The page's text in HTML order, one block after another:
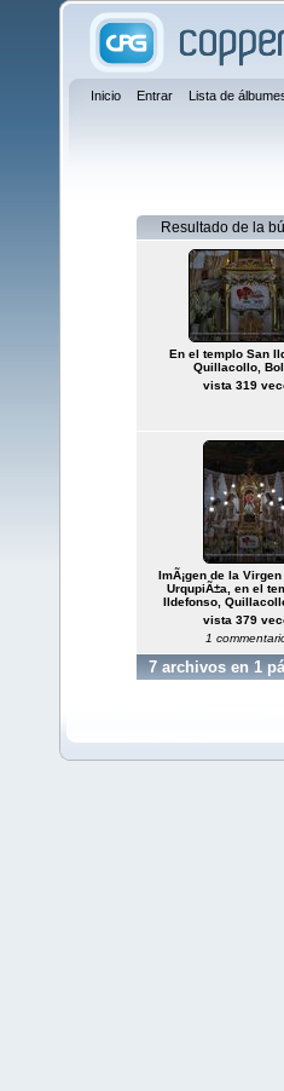
Inicio Entrar Lista de
Resultado de la
En el templo San
Quillacollo,
vista 319
ImÃ¡gen de la
UrqupiÃ±a, en el
Ildefonso,
vista 379
1
7 archivos en 1